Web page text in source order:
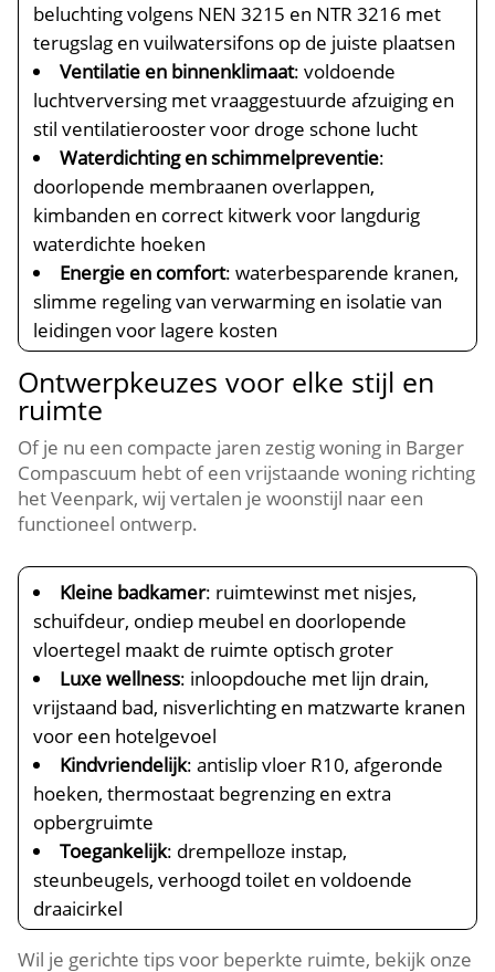
beluchting volgens NEN 3215 en NTR 3216 met
terugslag en vuilwatersifons op de juiste plaatsen
Ventilatie en binnenklimaat: voldoende
luchtverversing met vraaggestuurde afzuiging en
stil ventilatierooster voor droge schone lucht
Waterdichting en schimmelpreventie:
doorlopende membraanen overlappen,
kimbanden en correct kitwerk voor langdurig
waterdichte hoeken
Energie en comfort: waterbesparende kranen,
slimme regeling van verwarming en isolatie van
leidingen voor lagere kosten
Ontwerpkeuzes voor elke stijl en
ruimte
Of je nu een compacte jaren zestig woning in Barger
Compascuum hebt of een vrijstaande woning richting
het Veenpark, wij vertalen je woonstijl naar een
functioneel ontwerp.
Kleine badkamer: ruimtewinst met nisjes,
schuifdeur, ondiep meubel en doorlopende
vloertegel maakt de ruimte optisch groter
Luxe wellness: inloopdouche met lijn drain,
vrijstaand bad, nisverlichting en matzwarte kranen
voor een hotelgevoel
Kindvriendelijk: antislip vloer R10, afgeronde
hoeken, thermostaat begrenzing en extra
opbergruimte
Toegankelijk: drempelloze instap,
steunbeugels, verhoogd toilet en voldoende
draaicirkel
Wil je gerichte tips voor beperkte ruimte, bekijk onze